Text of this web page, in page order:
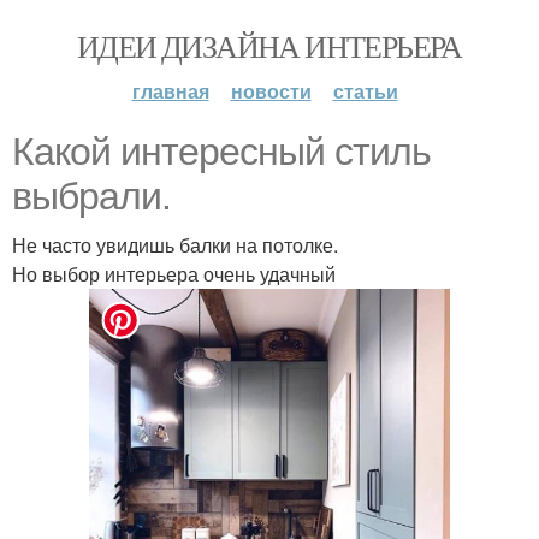
ИДЕИ ДИЗАЙНА ИНТЕРЬЕРА
главная новости статьи
Какой интересный стиль
выбрали.
Не часто увидишь балки на потолке.
Но выбор интерьера очень удачный